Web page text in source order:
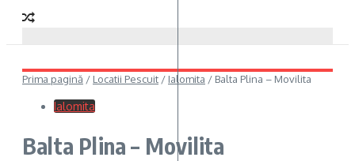
Prima pagină / Locatii Pescuit / Ialomita / Balta Plina – Movilita
Ialomita
Balta Plina – Movilita